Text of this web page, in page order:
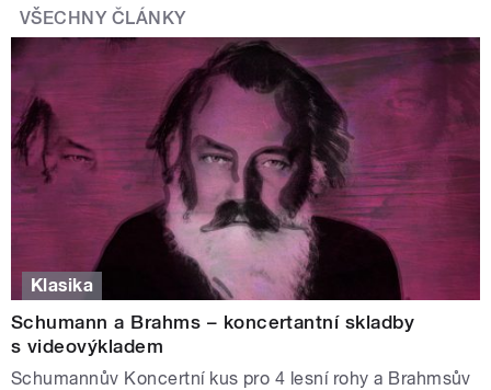
VŠECHNY ČLÁNKY
Klasika
Schumann a Brahms – koncertantní skladby
s videovýkladem
Schumannův Koncertní kus pro 4 lesní rohy a Brahmsův